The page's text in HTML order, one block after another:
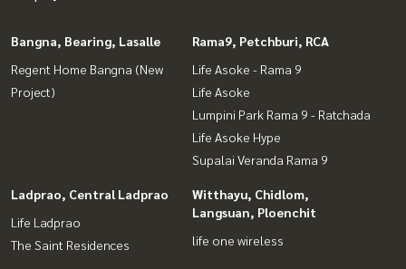
Bangna, Bearing, Lasalle
Regent Home Bangna (New
Project)
Rama9, Petchburi, RCA
Life Asoke - Rama 9
Life Asoke
Lumpini Park Rama 9 - Ratchada
Life Asoke Hype
Supalai Veranda Rama 9
Ladprao, Central Ladprao
Life Ladprao
The Saint Residences
Witthayu, Chidlom,
Langsuan, Ploenchit
life one wireless